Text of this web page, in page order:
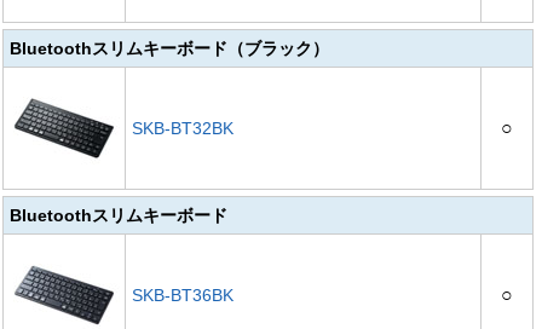
Bluetoothスリムキーボード（ブラック）
SKB-BT32BK ○
Bluetoothスリムキーボード
SKB-BT36BK ○